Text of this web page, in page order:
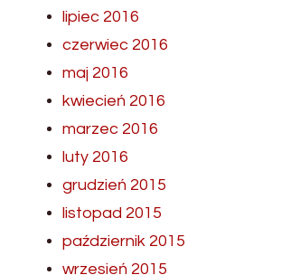
lipiec 2016
czerwiec 2016
maj 2016
kwiecień 2016
marzec 2016
luty 2016
grudzień 2015
listopad 2015
październik 2015
wrzesień 2015